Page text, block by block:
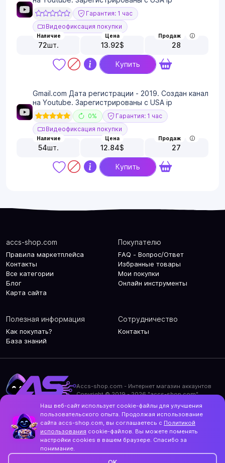
Гарантия: 1 час
Видеофиксация покупки
Наличие
72шт.
Цена
13.92$
Продаж
28
Купить
Gmail.com Дата регистрации - 2019. Создан канал
на Youtube. Зарегистрированы с USA ip
0%
Гарантия: 1 час
Видеофиксация покупки
Наличие
54шт.
Цена
12.84$
Продаж
27
Купить
accs-shop.com
Правила маркетплейса
Контакты
Все категории
Блог
Карта сайта
Покупателю
FAQ - Вопрос/Ответ
Избранные товары
Мои покупки
Онлайн инструменты
Полезная информация
Как покупать?
База знаний
Сотрудничество
Контакты
Accs-shop.com - Интернет магазин аккаунтов
Copyright © 2019 - 2026 "accs-shop.com"
Политика использования cookie-файлов
Контакты и актуальный адрес сайта
Structo
Дизайн и разработка
Наш веб-сайт использует cookie-файлы для улучшения
пользовательского опыта. Продолжая использование
сайта accs-shop.com, вы соглашаетесь с Политикой
использования cookie-файлов. Вы можете поменять
настройки cookies в вашем браузере. Спасибо за
понимание.